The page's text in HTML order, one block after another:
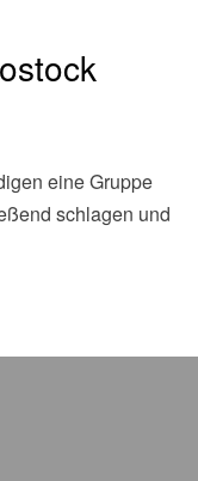
schlagen und